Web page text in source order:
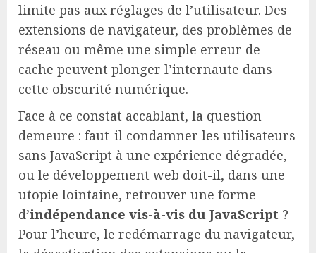
limite pas aux réglages de l’utilisateur. Des
extensions de navigateur, des problèmes de
réseau ou même une simple erreur de
cache peuvent plonger l’internaute dans
cette obscurité numérique.
Face à ce constat accablant, la question
demeure : faut-il condamner les utilisateurs
sans JavaScript à une expérience dégradée,
ou le développement web doit-il, dans une
utopie lointaine, retrouver une forme
d’indépendance vis-à-vis du JavaScript ?
Pour l’heure, le redémarrage du navigateur,